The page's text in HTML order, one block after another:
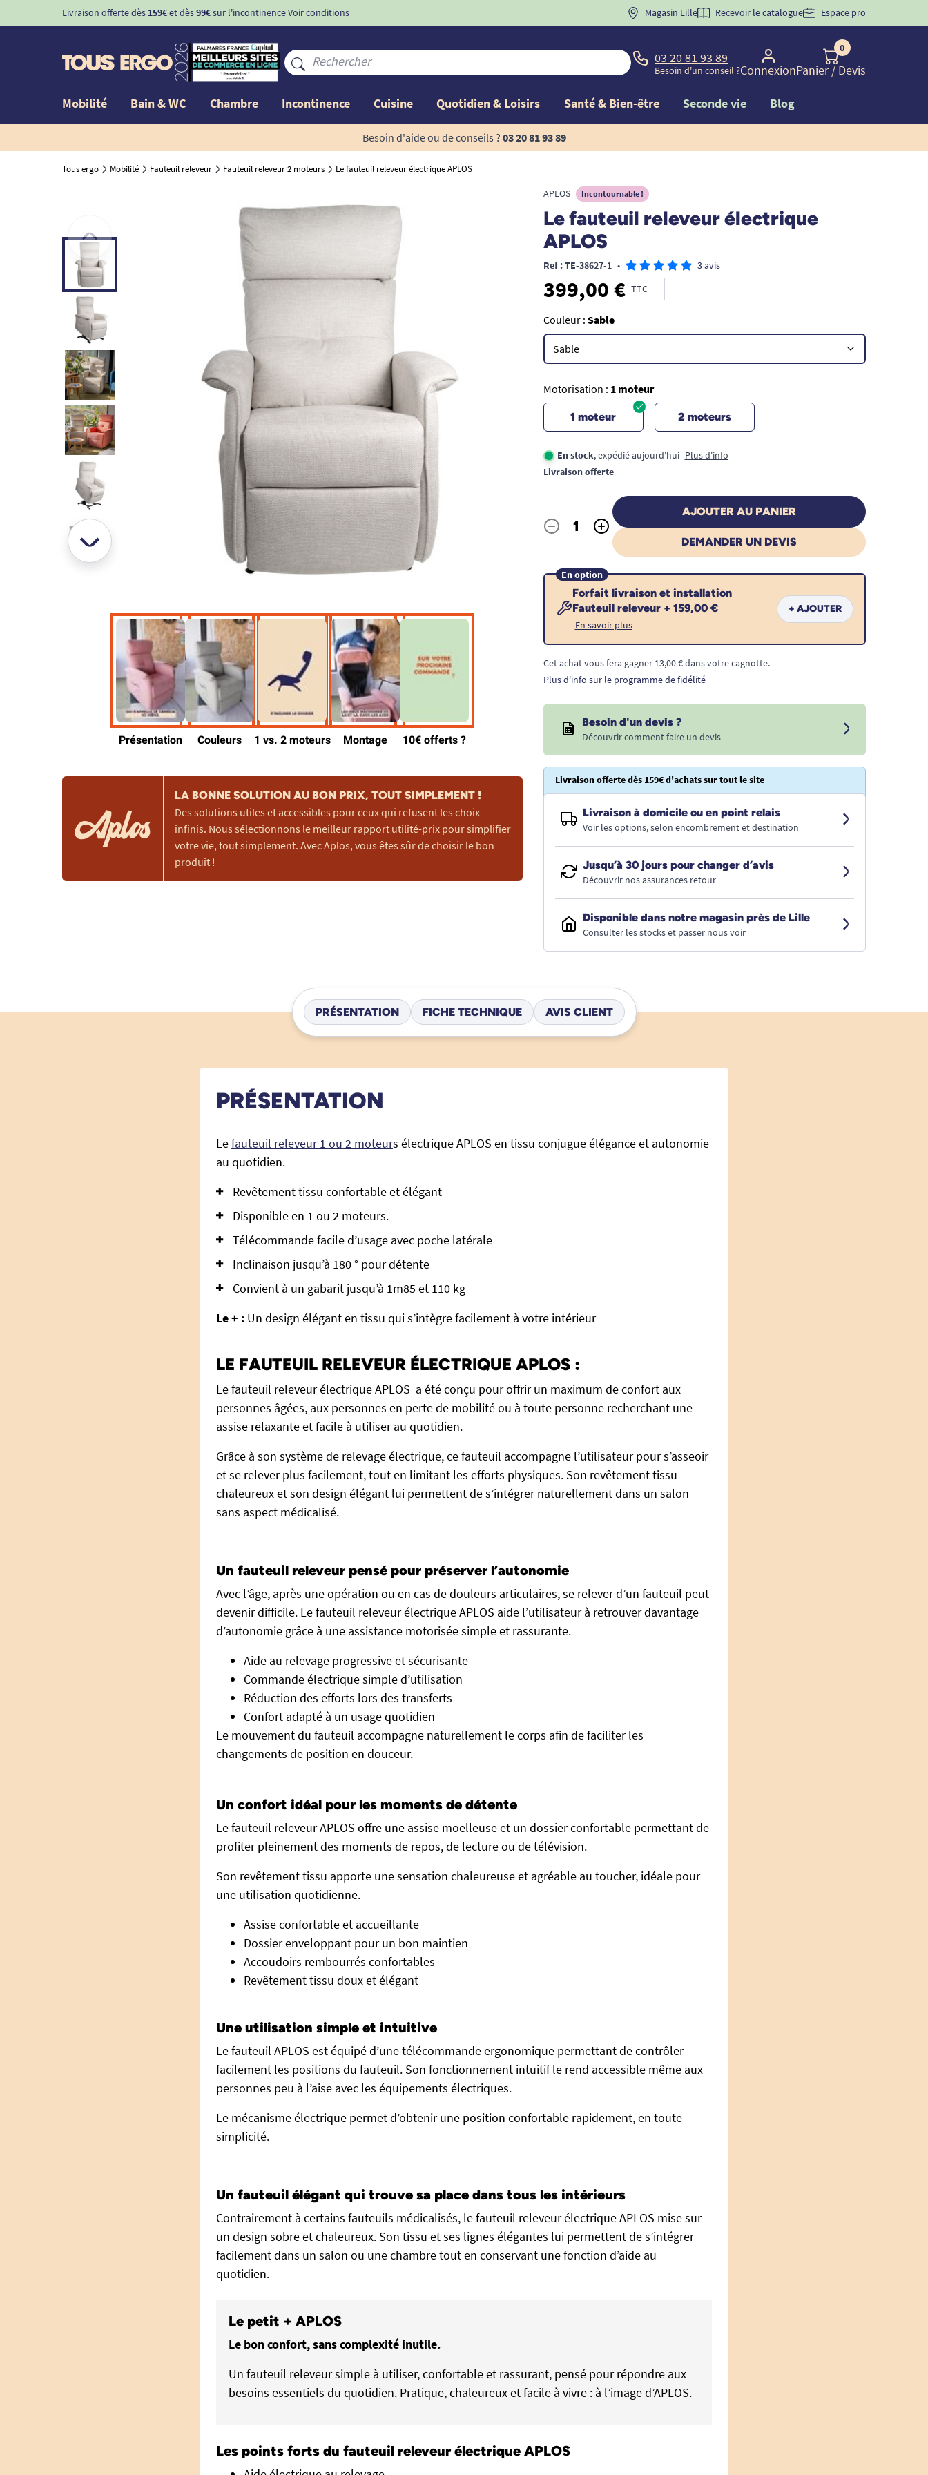
Livraison offerte dès 159€et dès99€sur l'incontinenceVoir conditions BIENVENUE" pourla 1ère commande d'incontinence
Magasin Lille Recevoir le catalogue Espace pro
03 20 81 93 89
Besoin d'un conseil ?Connexion
0
Panier/ Devis
Mobilité Bain & WC Chambre Incontinence Cuisine Quotidien & Loisirs Santé & Bien-être Seconde vie Blog
Besoin d'aide ou de conseils ? 03 20 81 93 89
Tous ergo Mobilité Fauteuil releveur Fauteuil releveur 2 moteurs Le fauteuil releveur électrique APLOS
APLOS Incontournable !
Le fauteuil releveur électrique
APLOS
Ref : TE-38627-1 • 3 avis
399,00 € TTC
Couleur : Sable
Motorisation : 1 moteur
1 moteur 2 moteurs
En stock, expédié aujourd'hui Plus d'info
Livraison offerte
Quantité
- +
AJOUTER AU PANIER
DEMANDER UN DEVIS
En option
Forfait livraison et installation
Fauteuil releveur + 159,00 €
En savoir plus
+ AJOUTER
Cet achat vous fera gagner 13,00 € dans votre cagnotte.
Plus d'info sur le programme de fidélité
Besoin d'un devis ?
Découvrir comment faire un devis
Livraison offerte dès 159€ d'achats sur tout le site
Livraison à domicile ou en point relais
Voir les options, selon encombrement et destination
Jusqu’à 30 jours pour changer d’avis
Découvrir nos assurances retour
Disponible dans notre magasin près de Lille
Consulter les stocks et passer nous voir
LA BONNE SOLUTION AU BON PRIX, TOUT SIMPLEMENT !
Des solutions utiles et accessibles pour ceux qui refusent les choix
infinis. Nous sélectionnons le meilleur rapport utilité-prix pour simplifier
votre vie, tout simplement. Avec Aplos, vous êtes sûr de choisir le bon
produit !
PRÉSENTATION FICHE TECHNIQUE AVIS CLIENT
PRÉSENTATION
Lefauteuil releveur 1 ou 2 moteurs électrique APLOS en tissu conjugue élégance et autonomie
au quotidien.
Revêtement tissu confortable et élégant
Disponible en 1 ou 2 moteurs.
Télécommande facile d’usage avec poche latérale
Inclinaison jusqu’à 180 ° pour détente
Convient à un gabarit jusqu’à 1m85 et 110 kg
Le + : Un design élégant en tissu qui s’intègre facilement à votre intérieur
LE FAUTEUIL RELEVEUR ÉLECTRIQUE APLOS :
Le fauteuil releveur électrique APLOS a été conçu pour offrir un maximum de confort aux
personnes âgées, aux personnes en perte de mobilité ou à toute personne recherchant une
assise relaxante et facile à utiliser au quotidien.
Grâce à son système de relevage électrique, ce fauteuil accompagne l’utilisateur pour s’asseoir
et se relever plus facilement, tout en limitant les efforts physiques. Son revêtement tissu
chaleureux et son design élégant lui permettent de s’intégrer naturellement dans un salon
sans aspect médicalisé.
Un fauteuil releveur pensé pour préserver l’autonomie
Avec l’âge, après une opération ou en cas de douleurs articulaires, se relever d’un fauteuil peut
devenir difficile. Le fauteuil releveur électrique APLOS aide l’utilisateur à retrouver davantage
d’autonomie grâce à une assistance motorisée simple et rassurante.
Aide au relevage progressive et sécurisante
Commande électrique simple d’utilisation
Réduction des efforts lors des transferts
Confort adapté à un usage quotidien
Le mouvement du fauteuil accompagne naturellement le corps afin de faciliter les
changements de position en douceur.
Un confort idéal pour les moments de détente
Le fauteuil releveur APLOS offre une assise moelleuse et un dossier confortable permettant de
profiter pleinement des moments de repos, de lecture ou de télévision.
Son revêtement tissu apporte une sensation chaleureuse et agréable au toucher, idéale pour
une utilisation quotidienne.
Assise confortable et accueillante
Dossier enveloppant pour un bon maintien
Accoudoirs rembourrés confortables
Revêtement tissu doux et élégant
Une utilisation simple et intuitive
Le fauteuil APLOS est équipé d’une télécommande ergonomique permettant de contrôler
facilement les positions du fauteuil. Son fonctionnement intuitif le rend accessible même aux
personnes peu à l’aise avec les équipements électriques.
Le mécanisme électrique permet d’obtenir une position confortable rapidement, en toute
simplicité.
Un fauteuil élégant qui trouve sa place dans tous les intérieurs
Contrairement à certains fauteuils médicalisés, le fauteuil releveur électrique APLOS mise sur
un design sobre et chaleureux. Son tissu et ses lignes élégantes lui permettent de s’intégrer
facilement dans un salon ou une chambre tout en conservant une fonction d’aide au
quotidien.
Le petit + APLOS
Le bon confort, sans complexité inutile.
Un fauteuil releveur simple à utiliser, confortable et rassurant, pensé pour répondre aux
besoins essentiels du quotidien. Pratique, chaleureux et facile à vivre : à l’image d’APLOS.
Les points forts du fauteuil releveur électrique APLOS